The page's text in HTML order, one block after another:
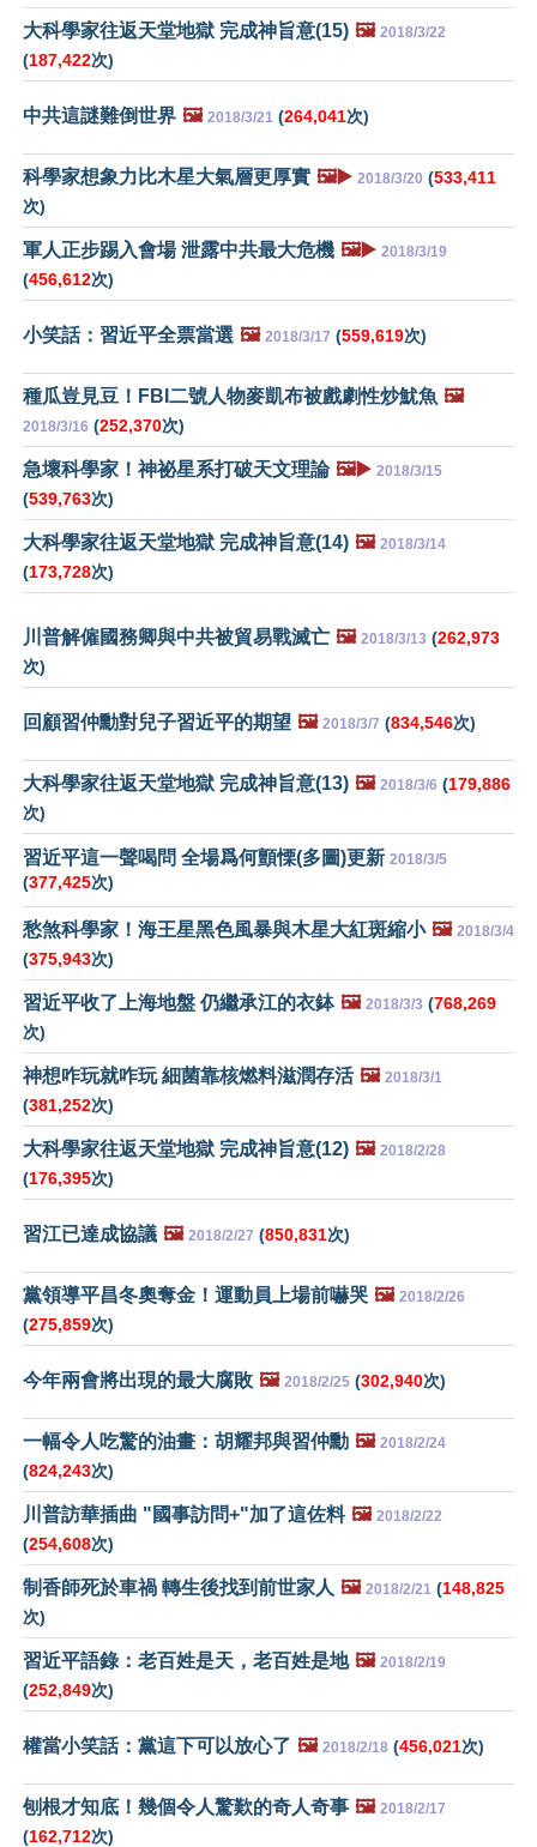
大科學家往返天堂地獄 完成神旨意(15) 🖼️ 2018/3/22
(187,422次)
中共這謎難倒世界 🖼️ 2018/3/21 (264,041次)
科學家想象力比木星大氣層更厚實 🖼️▶️ 2018/3/20 (533,411
次)
軍人正步踢入會場 泄露中共最大危機 🖼️▶️ 2018/3/19
(456,612次)
小笑話：習近平全票當選 🖼️ 2018/3/17 (559,619次)
種瓜豈見豆！FBI二號人物麥凱布被戲劇性炒魷魚 🖼️
2018/3/16 (252,370次)
急壞科學家！神祕星系打破天文理論 🖼️▶️ 2018/3/15
(539,763次)
大科學家往返天堂地獄 完成神旨意(14) 🖼️ 2018/3/14
(173,728次)
川普解僱國務卿與中共被貿易戰滅亡 🖼️ 2018/3/13 (262,973
次)
回顧習仲勳對兒子習近平的期望 🖼️ 2018/3/7 (834,546次)
大科學家往返天堂地獄 完成神旨意(13) 🖼️ 2018/3/6 (179,886
次)
習近平這一聲喝問 全場爲何顫慄(多圖)更新 2018/3/5
(377,425次)
愁煞科學家！海王星黑色風暴與木星大紅斑縮小 🖼️ 2018/3/4
(375,943次)
習近平收了上海地盤 仍繼承江的衣鉢 🖼️ 2018/3/3 (768,269
次)
神想咋玩就咋玩 細菌靠核燃料滋潤存活 🖼️ 2018/3/1
(381,252次)
大科學家往返天堂地獄 完成神旨意(12) 🖼️ 2018/2/28
(176,395次)
習江已達成協議 🖼️ 2018/2/27 (850,831次)
黨領導平昌冬奧奪金！運動員上場前嚇哭 🖼️ 2018/2/26
(275,859次)
今年兩會將出現的最大腐敗 🖼️ 2018/2/25 (302,940次)
一幅令人吃驚的油畫：胡耀邦與習仲勳 🖼️ 2018/2/24
(824,243次)
川普訪華插曲 "國事訪問+"加了這佐料 🖼️ 2018/2/22
(254,608次)
制香師死於車禍 轉生後找到前世家人 🖼️ 2018/2/21 (148,825
次)
習近平語錄：老百姓是天，老百姓是地 🖼️ 2018/2/19
(252,849次)
權當小笑話：黨這下可以放心了 🖼️ 2018/2/18 (456,021次)
刨根才知底！幾個令人驚歎的奇人奇事 🖼️ 2018/2/17
(162,712次)